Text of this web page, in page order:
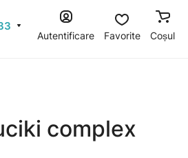
Autentificare Favorite Coșul
complex